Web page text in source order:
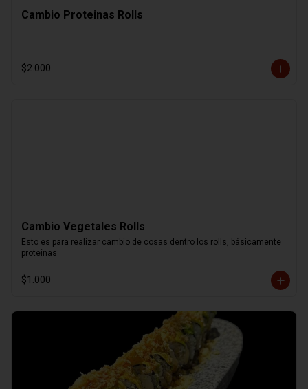
Cambio Proteinas Rolls
$2.000
Cambio Vegetales Rolls
Esto es para realizar cambio de cosas dentro los rolls, básicamente
proteínas
$1.000